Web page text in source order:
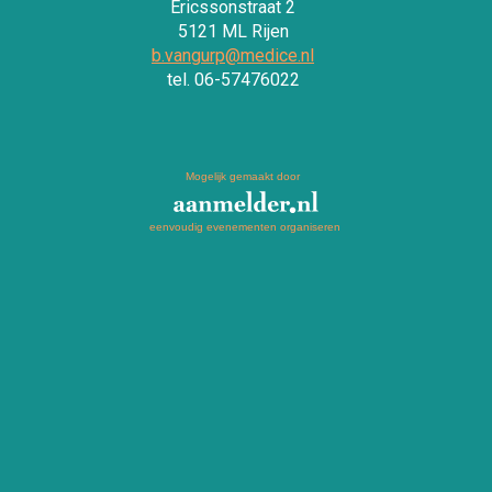
Ericssonstraat 2
5121 ML Rijen
b.vangurp@medice.nl
tel. 06-57476022
Mogelijk gemaakt door
eenvoudig evenementen organiseren